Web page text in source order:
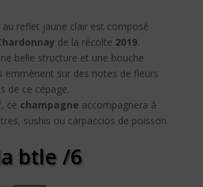
au reflet jaune clair est composé
de la récolte 2019.
belle structure et une bouche
emmènent sur des notes de fleurs
de ce cépage.
ce champagne accompagnera à
sushis ou carpaccios de poisson.
btle /6